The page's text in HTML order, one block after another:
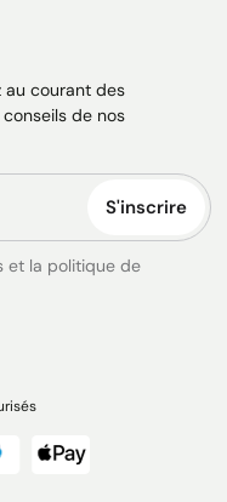
au courant des
de nos
S'inscrire
et la politique de